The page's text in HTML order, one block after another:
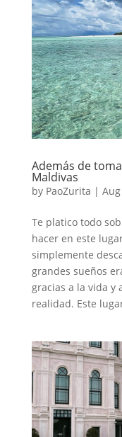
Además de
Maldivas
by PaoZurita |
Te platico todo
hacer en este
simplemente
grandes sueños
gracias a la vida y
realidad. Este